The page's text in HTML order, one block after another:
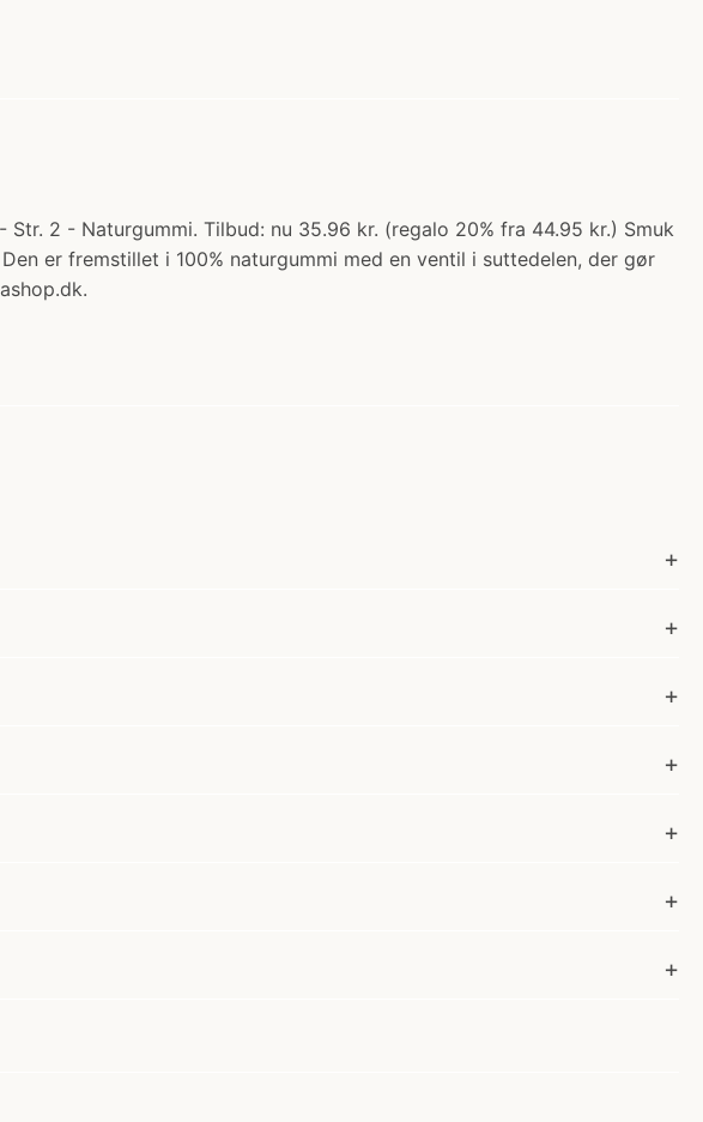
Str. 2 - Naturgummi. Tilbud: nu 35.96 kr. (regalo 20% fra 44.95 kr.) Smuk
er fremstillet i 100% naturgummi med en ventil i suttedelen, der gør